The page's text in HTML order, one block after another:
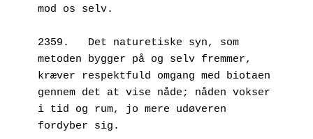
mod os selv.
2359.   Det naturetiske syn, som
metoden bygger på og selv fremmer,
kræver respektfuld omgang med biotaen
gennem det at vise nåde; nåden vokser
i tid og rum, jo mere udøveren
fordyber sig.